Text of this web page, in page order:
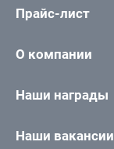
Прайс-лист
О компании
Наши награды
Наши вакансии